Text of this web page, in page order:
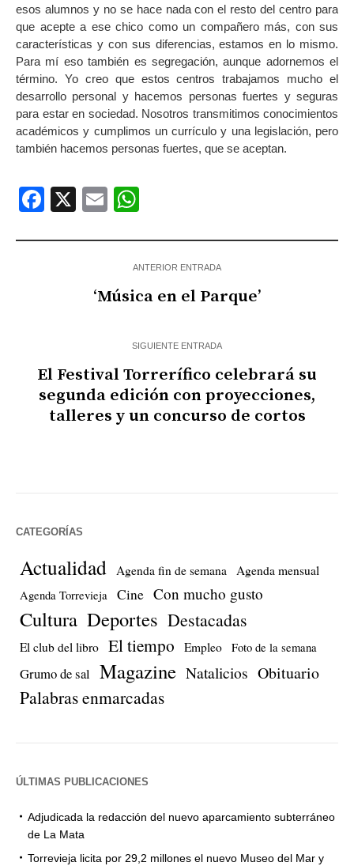
esos alumnos y no se hace nada con el resto del centro para
que acepte a ese chico como un compañero más, con sus
características y con sus diferencias, estamos en lo mismo.
Para mí eso también es segregación, aunque adornemos el
término. Yo creo que estos centros trabajamos mucho el
desarrollo personal y hacemos personas fuertes y seguras
para estar en sociedad. Nosotros transmitimos conocimientos
académicos y cumplimos un currículo y una legislación, pero
también hacemos personas fuertes, que se aceptan.
Facebook
X Email
ANTERIOR ENTRADA
‘Música en el Parque’
SIGUIENTE ENTRADA
El Festival Torrerífico celebrará su
segunda edición con proyecciones,
talleres y un concurso de cortos
CATEGORÍAS
Actualidad Agenda fin de semana Agenda mensual
Agenda Torrevieja Cine Con mucho gusto
Cultura Deportes Destacadas
El club del libro El tiempo Empleo Foto de la semana
Grumo de sal Magazine Natalicios Obituario
Palabras enmarcadas
ÚLTIMAS PUBLICACIONES
Adjudicada la redacción del nuevo aparcamiento subterráneo
de La Mata
Torrevieja licita por 29,2 millones el nuevo Museo del Mar y